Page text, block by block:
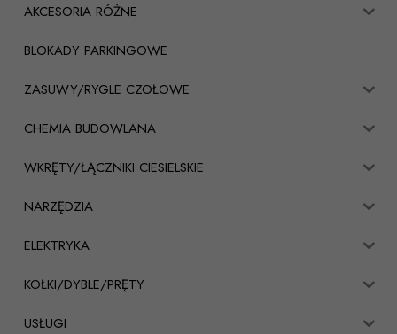
AKCESORIA RÓŻNE
BLOKADY PARKINGOWE
ZASUWY/RYGLE CZOŁOWE
CHEMIA BUDOWLANA
WKRĘTY/ŁĄCZNIKI CIESIELSKIE
NARZĘDZIA
ELEKTRYKA
KOŁKI/DYBLE/PRĘTY
USŁUGI